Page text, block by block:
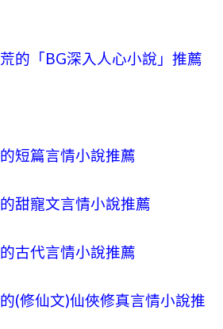
荒的「BG深入人心小說」推薦
的短篇言情小說推薦
的甜寵文言情小說推薦
的古代言情小說推薦
的(修仙文)仙俠修真言情小說推